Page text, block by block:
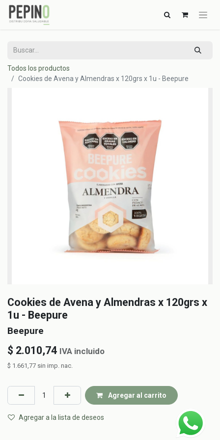
Todos los productos
Cookies de Avena y Almendras x 120grs x 1u - Beepure
Cookies de Avena y Almendras x 120grs x
1u - Beepure
Beepure
$ 2.010,74 IVA incluido
$ 1.661,77 sin imp. nac.
Agregar al carrito
Agregar a la lista de deseos